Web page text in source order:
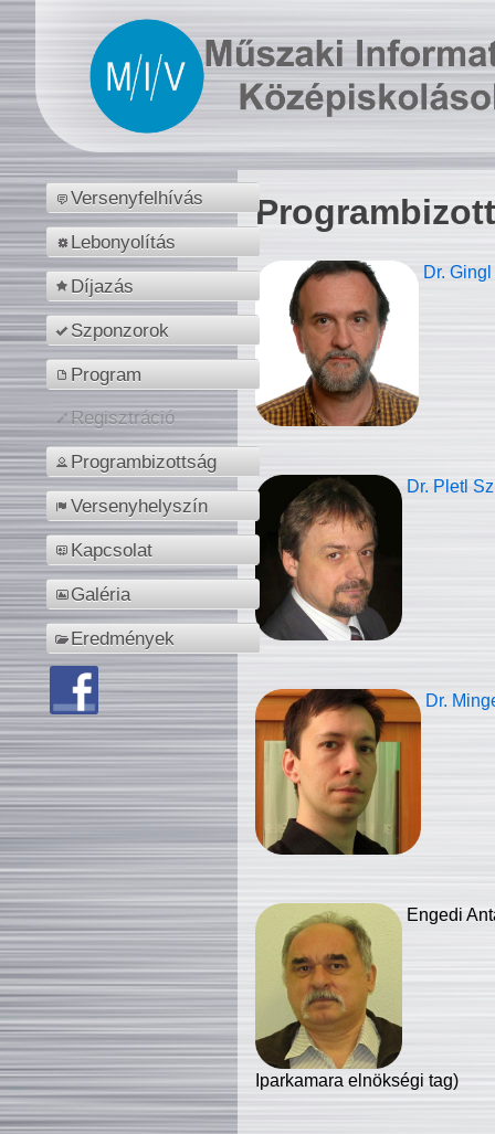
Versenyfelhívás
Lebonyolítás
Díjazás
Szponzorok
Program
Regisztráció
Programbizottság
Versenyhelyszín
Kapcsolat
Galéria
Eredmények
Dr.
Dr. Pletl
Dr.
Engedi
Iparkamara elnökségi tag)